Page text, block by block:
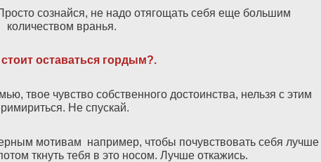
сознайся, не надо отягощать себя еще большим
количеством вранья.
стоит оставаться гордым?.
твое чувство собственного достоинства, нельзя с этим
Не спускай.
мотивам например, чтобы почувствовать себя лучше
ткнуть тебя в это носом. Лучше откажись.